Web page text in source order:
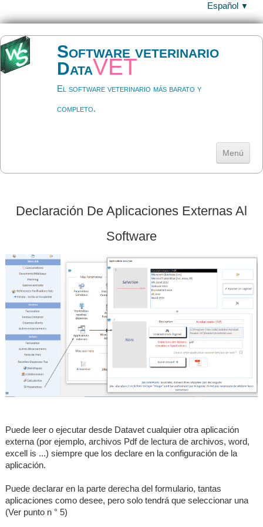
Español ▼
Software veterinario
Datavet
El software veterinario más barato y
completo.
Menú
Inicio
Precios y licencia
Datavet ?
Licence
Declaración De Aplicaciones Externas Al
Software
Puede leer o ejecutar desde Datavet cualquier otra aplicación
externa (por ejemplo, archivos Pdf de lectura de archivos, word,
excell is ...) siempre que los declare en la configuración de la
aplicación.
Puede declarar en la parte derecha del formulario, tantas
aplicaciones como desee, pero solo tendrá que seleccionar una
(Ver punto n ° 5)